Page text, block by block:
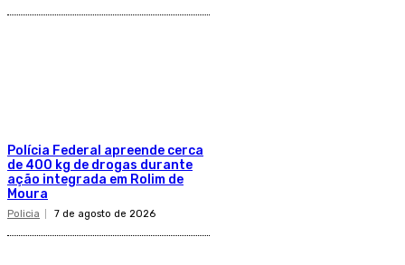
Polícia Federal apreende cerca
de 400 kg de drogas durante
ação integrada em Rolim de
Moura
Policia 7 de agosto de 2026